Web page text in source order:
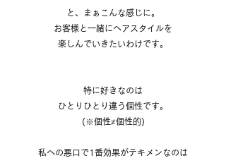
と、まぁこんな感じに。
お客様と一緒にヘアスタイルを
楽しんでいきたいわけです。
特に好きなのは
ひとりひとり違う個性です。
(※個性≠個性的)
私への悪口で1番効果がテキメンなのは